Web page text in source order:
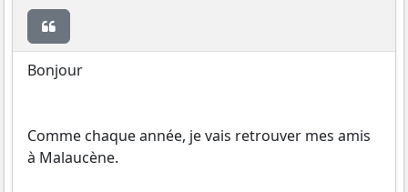
Bonjour
Comme chaque année, je vais retrouver mes amis
à Malaucène.